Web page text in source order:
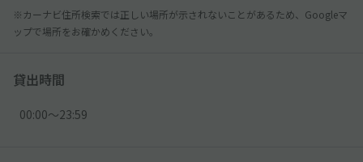
※カーナビ住所検索では正しい場所が示されないことがあるため、Googleマ
ップで場所をお確かめください。
貸出時間
00:00〜23:59